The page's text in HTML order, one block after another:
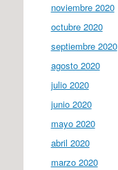
noviembre 2020
octubre 2020
septiembre 2020
agosto 2020
julio 2020
junio 2020
mayo 2020
abril 2020
marzo 2020